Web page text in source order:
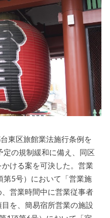
東区旅館業法施行条例を
の規制緩和に備え、同区
ける案を可決した。営業
5号）において「営業施
営業時間中に営業従事者
を、簡易宿所営業の施設